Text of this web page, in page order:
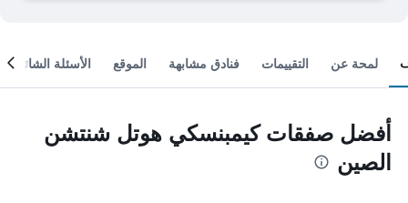
لمحة عن التقييمات فنادق مشابهة الموقع الأسئلة الشائعة
أفضل صفقات كيمبنسكي هوتل شنتشن
الصين